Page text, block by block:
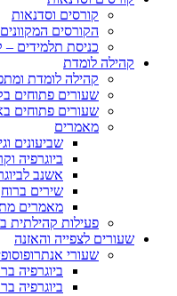
קורסים וסדנאות
הקורסים
כניסת תלמידים –
קהילה לומדת
קהילה לומדת
שעורים פתוחים
שעורים פתוחים
מאמרים
שביעונים
ביוגרפיה
אשנב
שירים ברוח
מאמרים
פעילות קהילתית
שעורים לצפייה והאזנה
שעורי
ביוגרפיה
ביוגרפיה